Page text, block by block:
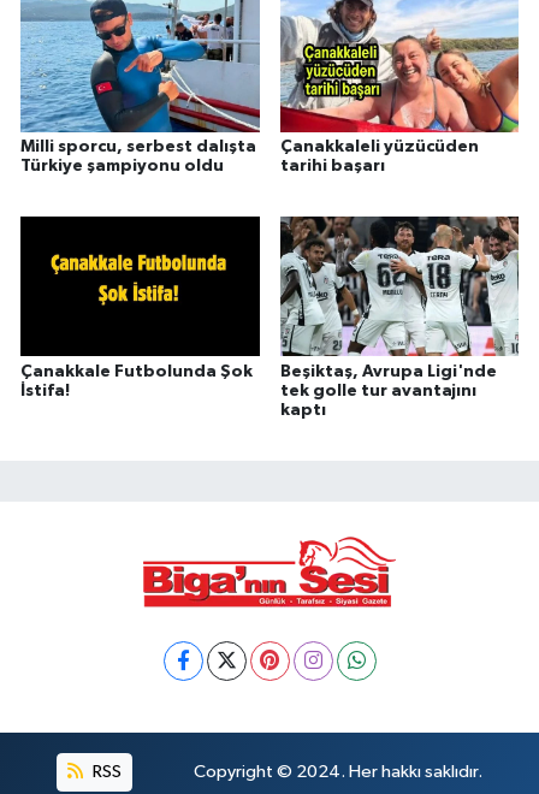
Milli sporcu, serbest dalışta
Türkiye şampiyonu oldu
Çanakkaleli yüzücüden
tarihi başarı
Çanakkale Futbolunda Şok
İstifa!
Beşiktaş, Avrupa Ligi'nde
tek golle tur avantajını
kaptı
RSS Copyright © 2024. Her hakkı saklıdır.